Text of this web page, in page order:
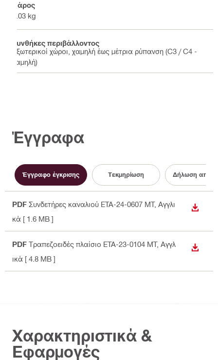
Βάρος
0.03 kg
Συνθήκες περιβάλλοντος
Εξωτερικοί χώροι, χαμηλή έως μέτρια ρύπανση (C3 / C4 -
χαμηλή)
Έγγραφα
Έγγραφο έγκρισης Τεκμηρίωση Δήλωση
PDF Συνδετήρες καναλιού ETA-24-0607 MT, Αγγλι
κά [ 1.6 MB ]
ΛΉΨΗ
PDF Τραπεζοειδές πλαίσιο ETA-23-0104 MT, Αγγλ
ικά [ 4.8 MB ]
ΛΉΨΗ
Χαρακτηριστικά &
Εφαρμογές